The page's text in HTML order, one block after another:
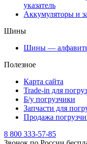
указатель
Аккумуляторы и
Шины
Шины —
Полезное
Карта сайта
Trade-in для
Б/у погрузчики
Запчасти для
Продажа
8 800 333-57-85